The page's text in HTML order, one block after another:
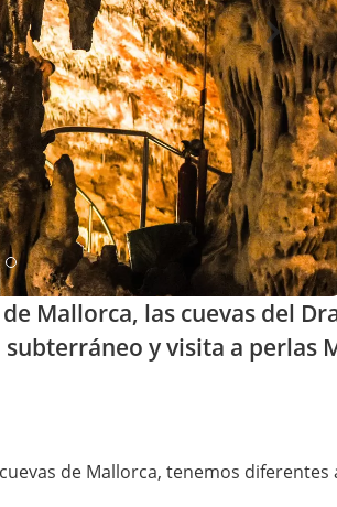
Mallorca, las cuevas del
y visita a perlas
de Mallorca, tenemos